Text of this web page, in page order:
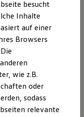
Privatkunden
besucht
Inhalte
auf einer
Browsers
wie z.B.
oder
sodass
relevante